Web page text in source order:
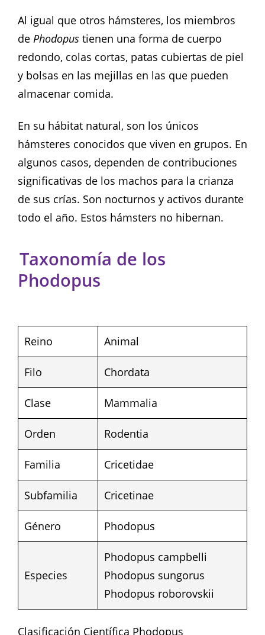
Al igual que otros hámsteres, los miembros
de Phodopus tienen una forma de cuerpo
redondo, colas cortas, patas cubiertas de piel
y bolsas en las mejillas en las que pueden
almacenar comida.
En su hábitat natural, son los únicos
hámsteres conocidos que viven en grupos. En
algunos casos, dependen de contribuciones
significativas de los machos para la crianza
de sus crías. Son nocturnos y activos durante
todo el año. Estos hámsters no hibernan.
Taxonomía de los
Phodopus
Reino Animal
Filo Chordata
Clase Mammalia
Orden Rodentia
Familia Cricetidae
Subfamilia Cricetinae
Género Phodopus
Especies
Phodopus campbelli
Phodopus sungorus
Phodopus roborovskii
Clasificación Científica Phodopus